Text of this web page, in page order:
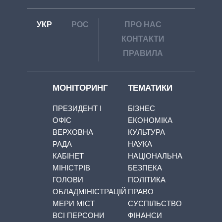
УКР РОС
ПРО НАС
КОНТАКТИ
ПРАВИЛА
МОНІТОРИНГ
ПРЕЗИДЕНТ І
ОФІС
ВЕРХОВНА
РАДА
КАБІНЕТ
МІНІСТРІВ
ГОЛОВИ
ОБЛАДМІНІСТРАЦІЙ
МЕРИ МІСТ
ВСІ ПЕРСОНИ
ТЕМАТИКИ
БІЗНЕС
ЕКОНОМІКА
КУЛЬТУРА
НАУКА
НАЦІОНАЛЬНА
БЕЗПЕКА
ПОЛІТИКА
ПРАВО
СУСПІЛЬСТВО
ФІНАНСИ